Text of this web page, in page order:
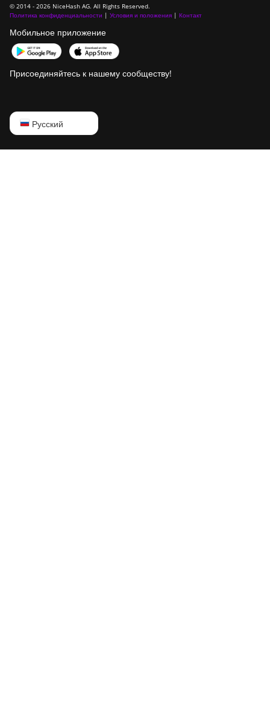
© 2014 - 2026 NiceHash AG. All Rights Reserved.
Политика конфиденциальности | Условия и положения | Контакт
Мобильное приложение
Присоединяйтесь к нашему сообществу!
Русский
English